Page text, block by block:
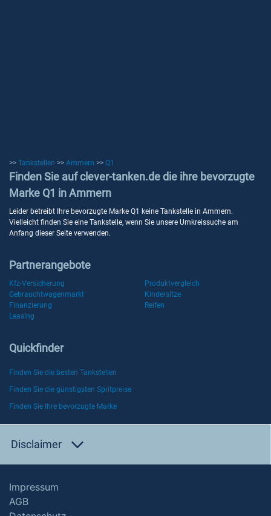
>> Tankstellen >> Ammern >> Q1
Finden Sie auf clever-tanken.de die ihre bevorzugte
Marke Q1 in Ammern
Leider betreibt Ihre bevorzugte Marke Q1 keine Tankstelle in Ammern.
Vielleicht finden Sie eine Tankstelle, wenn Sie unsere Umkreissuche am
Anfang dieser Seite verwenden.
Partnerangebote
Kfz-Versicherung
Produktvergleich
Gebrauchtwagenmarkt
Kindersitze
Finanzierung
Reifen
Leasing
Quickfinder
Finden Sie die besten Tankstellen
Finden Sie die günstigsten Spritpreise
Finden Sie Ihre bevorzugte Marke
Disclaimer
Impressum
AGB